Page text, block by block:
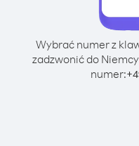
Wybrać numer z
zadzwonić do
numer:+